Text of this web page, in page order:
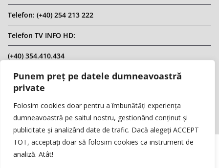
Punem preț pe datele dumneavoastră
private
Folosim cookies doar pentru a îmbunătăți experiența
dumneavoastră pe saitul nostru, gestionând conținut și
publicitate și analizând date de trafic. Dacă alegeți ACCEPT
TOT, acceptați doar să folosim cookies ca instrument de
analiză. Atât!
Telefon: (+40) 254 213 222
Telefon TV INFO HD:
(+40) 354.410.434
Email: infohd20@gmail.com
Website: www.replicahd.ro